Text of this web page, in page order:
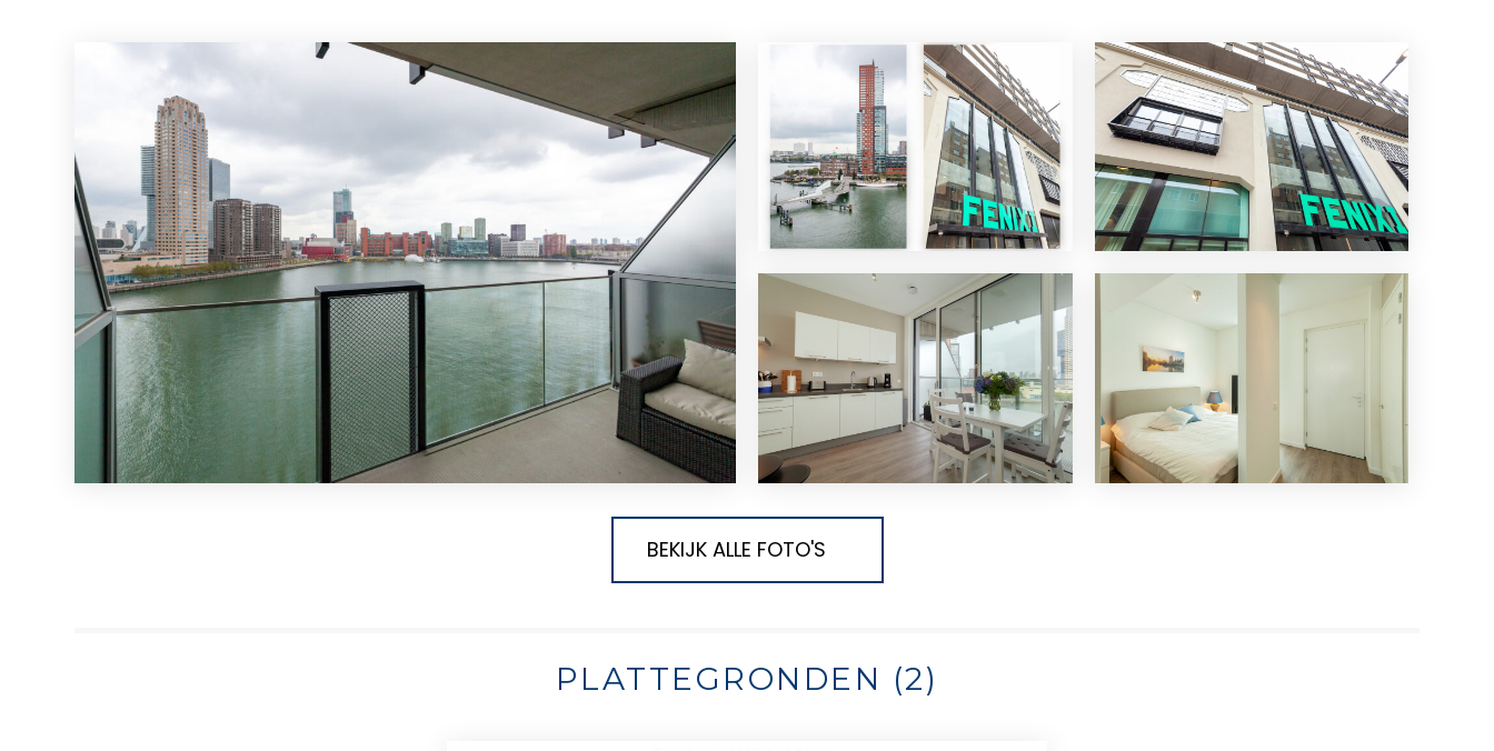
BEKIJK ALLE FOTO'S
PLATTEGRONDEN (2)